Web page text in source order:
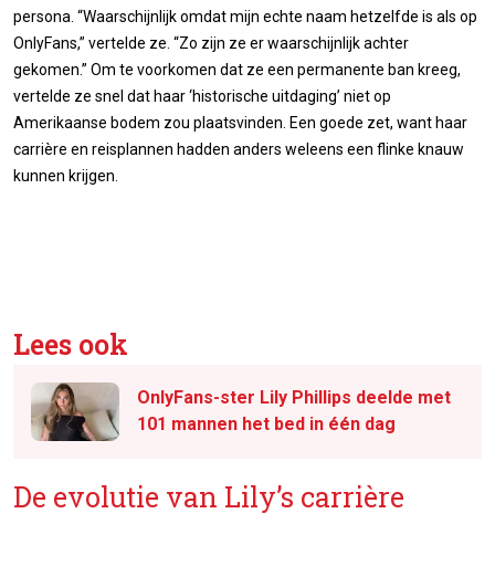
persona. “Waarschijnlijk omdat mijn echte naam hetzelfde is als op
OnlyFans,” vertelde ze. “Zo zijn ze er waarschijnlijk achter
gekomen.” Om te voorkomen dat ze een permanente ban kreeg,
vertelde ze snel dat haar ‘historische uitdaging’ niet op
Amerikaanse bodem zou plaatsvinden. Een goede zet, want haar
carrière en reisplannen hadden anders weleens een flinke knauw
kunnen krijgen.
Lees ook
OnlyFans-ster Lily Phillips deelde met
101 mannen het bed in één dag
De evolutie van Lily’s carrière